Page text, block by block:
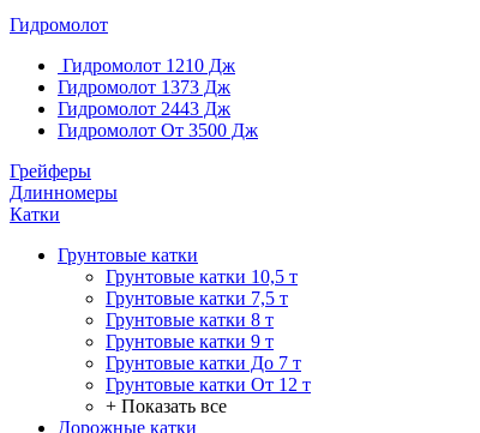
Гидромолот
Гидромолот 1210 Дж
Гидромолот 1373 Дж
Гидромолот 2443 Дж
Гидромолот От 3500 Дж
Грейферы
Длинномеры
Катки
Грунтовые катки
Грунтовые катки 10,5 т
Грунтовые катки 7,5 т
Грунтовые катки 8 т
Грунтовые катки 9 т
Грунтовые катки До 7 т
Грунтовые катки От 12 т
+ Показать все
Дорожные катки